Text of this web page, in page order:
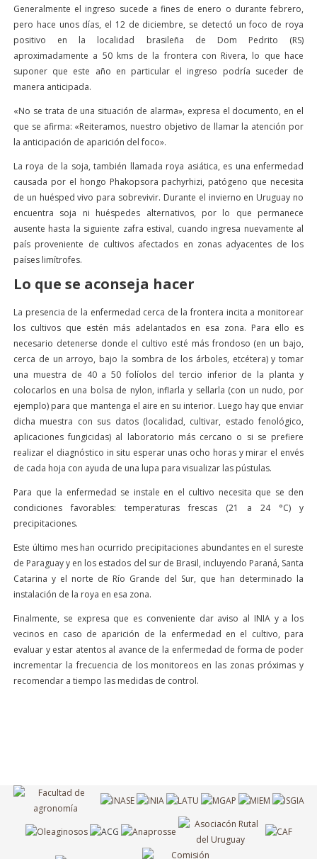
Generalmente el ingreso sucede a fines de enero o durante febrero,
pero hace unos días, el 12 de diciembre, se detectó un foco de roya
positivo en la localidad brasileña de Dom Pedrito (RS)
aproximadamente a 50 kms de la frontera con Rivera, lo que hace
suponer que este año en particular el ingreso podría suceder de
manera anticipada.
«No se trata de una situación de alarma», expresa el documento, en el
que se afirma: «Reiteramos, nuestro objetivo de llamar la atención por
la anticipación de aparición del foco».
La roya de la soja, también llamada roya asiática, es una enfermedad
causada por el hongo Phakopsora pachyrhizi, patógeno que necesita
de un huésped vivo para sobrevivir. Durante el invierno en Uruguay no
encuentra soja ni huéspedes alternativos, por lo que permanece
ausente hasta la siguiente zafra estival, cuando ingresa nuevamente al
país proveniente de cultivos afectados en zonas adyacentes de los
países limítrofes.
Lo que se aconseja hacer
La presencia de la enfermedad cerca de la frontera incita a monitorear
los cultivos que estén más adelantados en esa zona. Para ello es
necesario detenerse donde el cultivo esté más frondoso (en un bajo,
cerca de un arroyo, bajo la sombra de los árboles, etcétera) y tomar
una muestra de 40 a 50 folíolos del tercio inferior de la planta y
colocarlos en una bolsa de nylon, inflarla y sellarla (con un nudo, por
ejemplo) para que mantenga el aire en su interior. Luego hay que enviar
dicha muestra con sus datos (localidad, cultivar, estado fenológico,
aplicaciones fungicidas) al laboratorio más cercano o si se prefiere
realizar el diagnóstico in situ esperar unas ocho horas y mirar el envés
de cada hoja con ayuda de una lupa para visualizar las pústulas.
Para que la enfermedad se instale en el cultivo necesita que se den
condiciones favorables: temperaturas frescas (21 a 24 °C) y
precipitaciones.
Este último mes han ocurrido precipitaciones abundantes en el sureste
de Paraguay y en los estados del sur de Brasil, incluyendo Paraná, Santa
Catarina y el norte de Río Grande del Sur, que han determinado la
instalación de la roya en esa zona.
Finalmente, se expresa que es conveniente dar aviso al INIA y a los
vecinos en caso de aparición de la enfermedad en el cultivo, para
evaluar y estar atentos al avance de la enfermedad de forma de poder
incrementar la frecuencia de los monitoreos en las zonas próximas y
recomendar a tiempo las medidas de control.